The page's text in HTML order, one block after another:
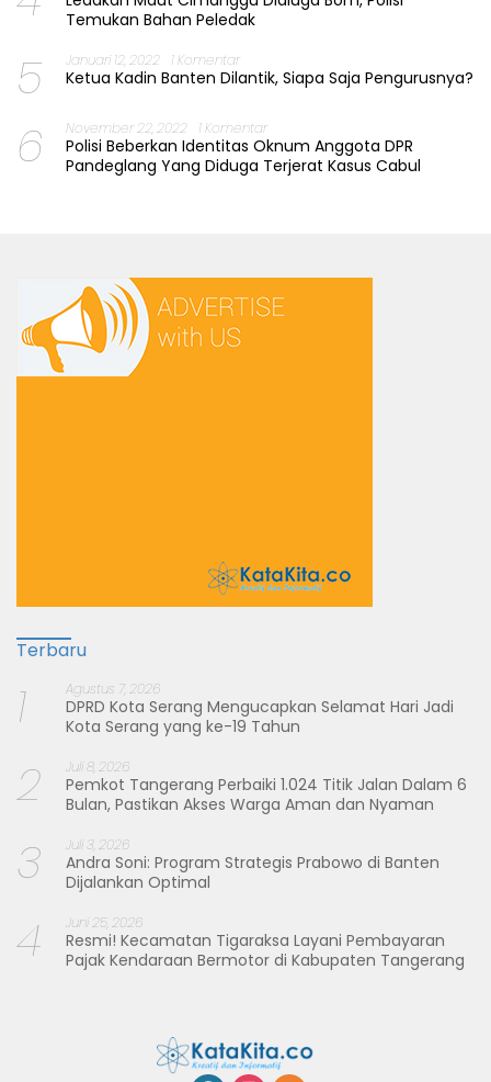
Temukan Bahan Peledak
5 Januari 12, 2022 1 Komentar
Ketua Kadin Banten Dilantik, Siapa Saja Pengurusnya?
6 November 22, 2022 1 Komentar
Polisi Beberkan Identitas Oknum Anggota DPR
Pandeglang Yang Diduga Terjerat Kasus Cabul
Terbaru
1 Agustus 7, 2026
DPRD Kota Serang Mengucapkan Selamat Hari Jadi
Kota Serang yang ke-19 Tahun
2 Juli 8, 2026
Pemkot Tangerang Perbaiki 1.024 Titik Jalan Dalam 6
Bulan, Pastikan Akses Warga Aman dan Nyaman
3 Juli 3, 2026
Andra Soni: Program Strategis Prabowo di Banten
Dijalankan Optimal
4 Juni 25, 2026
Resmi! Kecamatan Tigaraksa Layani Pembayaran
Pajak Kendaraan Bermotor di Kabupaten Tangerang